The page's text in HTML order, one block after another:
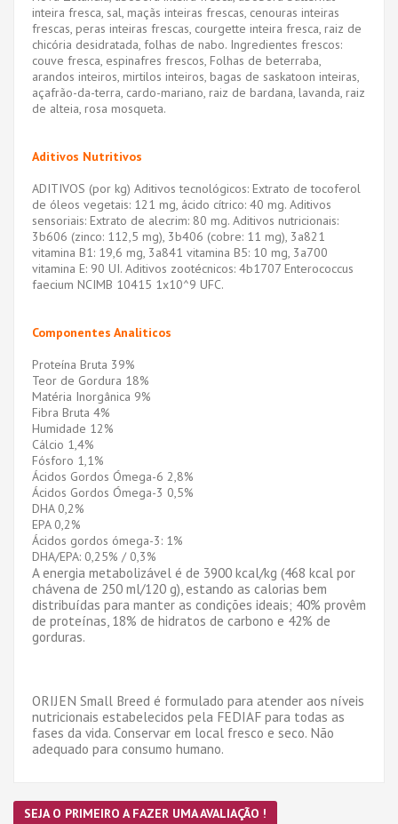
inteira fresca, sal, maçãs inteiras frescas, cenouras inteiras
frescas, peras inteiras frescas, courgette inteira fresca, raiz de
chicória desidratada, folhas de nabo. Ingredientes frescos:
couve fresca, espinafres frescos, Folhas de beterraba,
arandos inteiros, mirtilos inteiros, bagas de saskatoon inteiras,
açafrão-da-terra, cardo-mariano, raiz de bardana, lavanda, raiz
de alteia, rosa mosqueta.
Aditivos Nutritivos
ADITIVOS (por kg) Aditivos tecnológicos: Extrato de tocoferol
de óleos vegetais: 121 mg, ácido cítrico: 40 mg. Aditivos
sensoriais: Extrato de alecrim: 80 mg. Aditivos nutricionais:
3b606 (zinco: 112,5 mg), 3b406 (cobre: ​​​​11 mg), 3a821
vitamina B1: 19,6 mg, 3a841 vitamina B5: 10 mg, 3a700
vitamina E: 90 UI. Aditivos zootécnicos: 4b1707 Enterococcus
faecium NCIMB 10415 1x10^9 UFC.
Componentes Analiticos
Proteína Bruta 39%
Teor de Gordura 18%
Matéria Inorgânica 9%
Fibra Bruta 4%
Humidade 12%
Cálcio 1,4%
Fósforo 1,1%
Ácidos Gordos Ómega-6 2,8%
Ácidos Gordos Ómega-3 0,5%
DHA 0,2%
EPA 0,2%
Ácidos gordos ómega-3: 1%
DHA/EPA: 0,25% / 0,3%
A energia metabolizável é de 3900 kcal/kg (468 kcal por
chávena de 250 ml/120 g), estando as calorias bem
distribuídas para manter as condições ideais; 40% provêm
de proteínas, 18% de hidratos de carbono e 42% de
gorduras.
ORIJEN Small Breed é formulado para atender aos níveis
nutricionais estabelecidos pela FEDIAF para todas as
fases da vida. Conservar em local fresco e seco. Não
adequado para consumo humano.
SEJA O PRIMEIRO A FAZER UMA AVALIAÇÃO !